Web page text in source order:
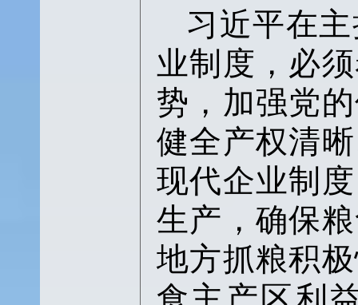
习近平在
业制度，必
势，加强党
健全产权清
现代企业制
生产，确保
地方抓粮积